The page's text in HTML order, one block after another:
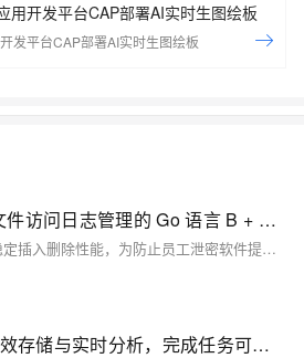
用开发平台CAP部署AI实时生图绘板
发平台CAP部署AI实时生图绘板
防止员工泄密软件中文件访问日志管理的 Go 语言 B + 树算法
B+树凭借高效范围查询与稳定插入删除性能，为防止员工泄密软件提供高响应、可追溯的日志管理方案，显著提升海量文件操作日志的存储与检索效率。
SelectDB 实现日志高效存储与实时分析，完成任务可领取积分、餐具套装/水杯/帆布包！